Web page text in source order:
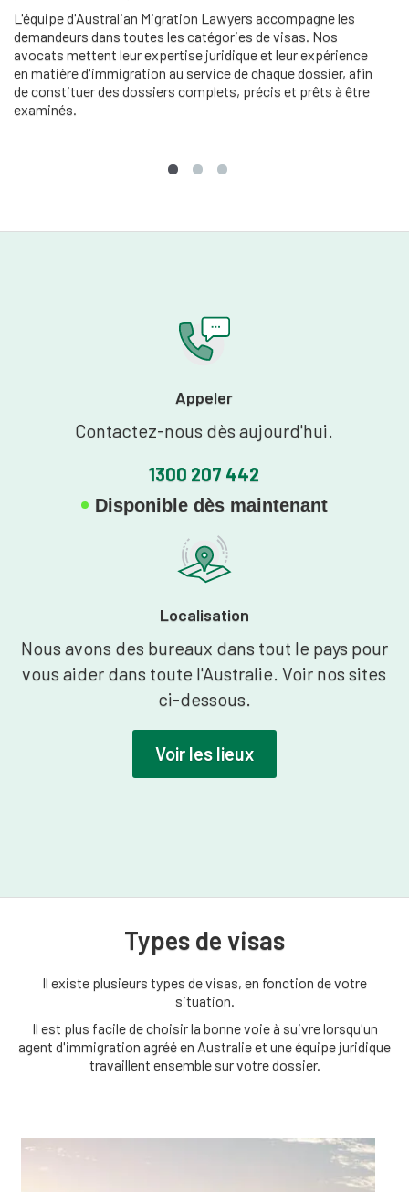
L'équipe d'Australian Migration Lawyers accompagne les
demandeurs dans toutes les catégories de visas. Nos
avocats mettent leur expertise juridique et leur expérience
en matière d'immigration au service de chaque dossier, afin
de constituer des dossiers complets, précis et prêts à être
examinés.
Appeler
Contactez-nous dès aujourd'hui.
1300 207 442
Disponible dès maintenant
Localisation
Nous avons des bureaux dans tout le pays pour
vous aider dans toute l'Australie. Voir nos sites
ci-dessous.
Voir les lieux
Types de visas
Il existe plusieurs types de visas, en fonction de votre
situation.
Il est plus facile de choisir la bonne voie à suivre lorsqu'un
agent d'immigration agréé en Australie et une équipe juridique
travaillent ensemble sur votre dossier.